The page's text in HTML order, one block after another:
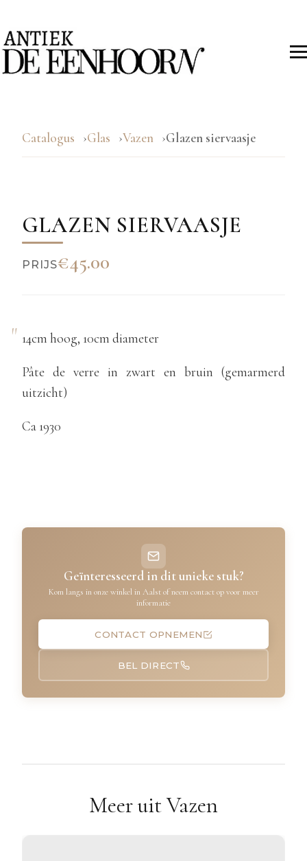
Catalogus Glas Vazen Glazen siervaasje
GLAZEN SIERVAASJE
PRIJS€45.00
14cm hoog, 10cm diameter
Pâte de verre in zwart en bruin (gemarmerd
uitzicht)
Ca 1930
Geïnteresseerd in dit unieke stuk?
Kom langs in onze winkel in Aalst of neem contact op voor meer
informatie
CONTACT OPNEMEN
BEL DIRECT
Meer uit Vazen